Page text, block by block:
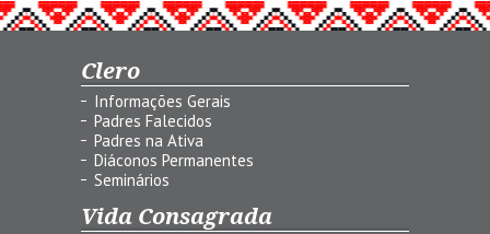
Clero
Informações Gerais
Padres Falecidos
Padres na Ativa
Diáconos Permanentes
Seminários
Vida Consagrada